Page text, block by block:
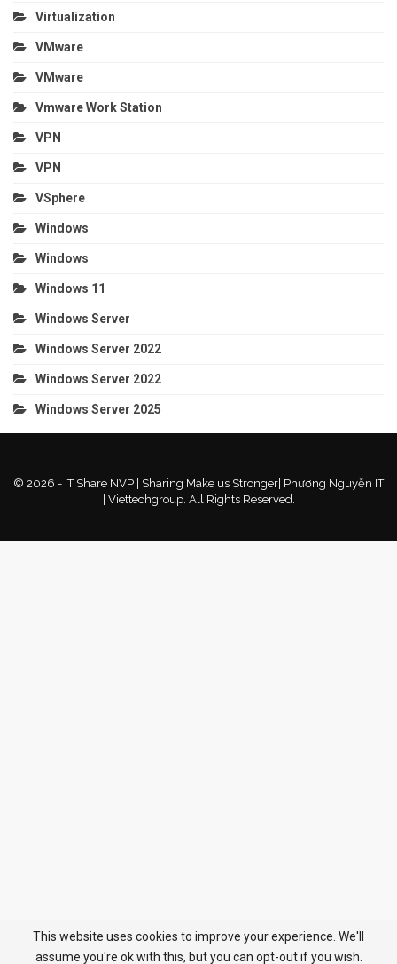
Virtualization
VMware
VMware
Vmware Work Station
VPN
VPN
VSphere
Windows
Windows
Windows 11
Windows Server
Windows Server 2022
Windows Server 2022
Windows Server 2025
© 2026 - IT Share NVP | Sharing Make us Stronger| Phương Nguyễn IT
| Viettechgroup. All Rights Reserved.
This website uses cookies to improve your experience. We'll
assume you're ok with this, but you can opt-out if you wish.